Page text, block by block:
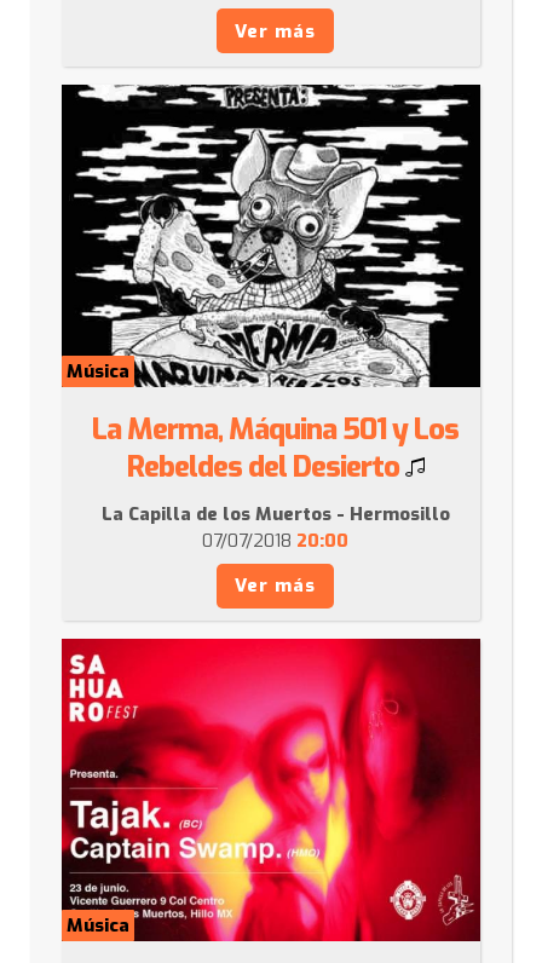
Ver más
Música
La Merma, Máquina 501 y Los
Rebeldes del Desierto
La Capilla de los Muertos - Hermosillo
07/07/2018 20:00
Ver más
Música